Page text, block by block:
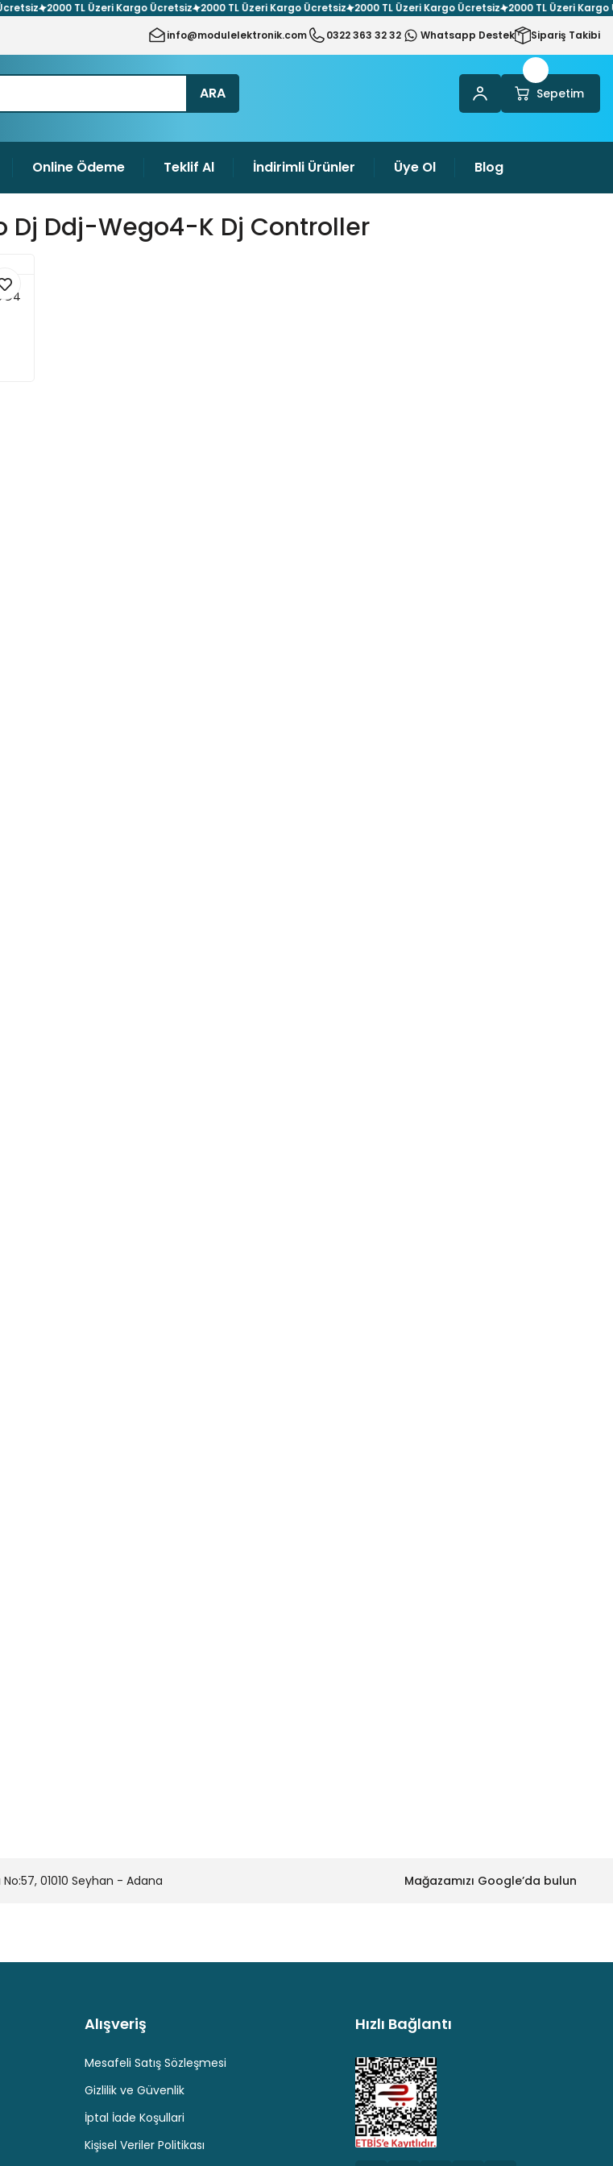
2000 TL Üzeri Kargo Ücretsiz 2000 TL Üzeri Kargo Ücretsiz 2000 TL Üzeri Kargo Ücretsiz 2000 TL Üzeri Kargo
info@modulelektronik.com 0322 363 32 32 Whatsapp Destek Sipariş Takibi
ARA Sepetim
Online Ödeme Teklif Al İndirimli Ürünler Üye Ol Blog
Dj Ddj-Wego4-K Dj Controller
01010 Seyhan - Adana Mağazamızı Google’da bulun
Hediyeli Ürün Seçenekleri
Alışveriş
Mesafeli Satış Sözleşmesi
Gizlilik ve Güvenlik
İptal İade Koşullari
Kişisel Veriler Politikası
Hızlı Bağlantı